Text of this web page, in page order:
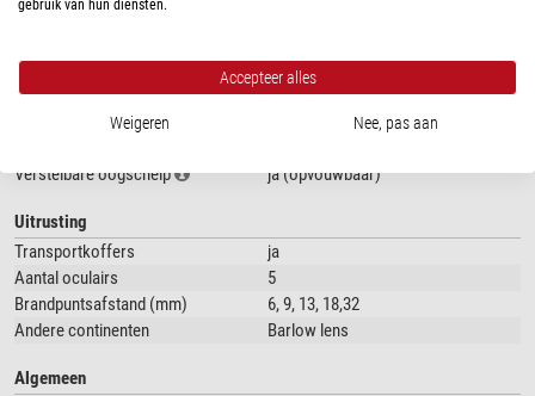
geprijsd; zelfs als u slechts een paar items afzonderlijk zou aanschaffen,
komt u al duurder uit.
Beeldveld (°)
Bijzonderheden
Verstelbare oogschelp
ja (opvouwbaar)
Uitrusting
Transportkoffers
ja
Aantal oculairs
5
Brandpuntsafstand (mm)
6, 9, 13, 18,32
Andere continenten
Barlow lens
Algemeen
gebruik van hun diensten.
Accepteer alles
Weigeren Nee, pas aan